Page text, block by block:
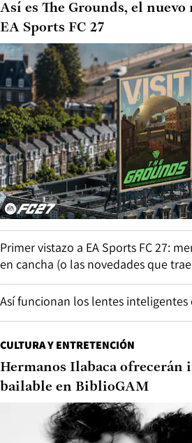
Así es The Grounds, el
EA Sports FC 27
Primer vistazo a EA Sports FC 27:
en cancha (o las novedades que
Así funcionan los lentes inteligentes
CULTURA Y ENTRETENCIÓN
Hermanos Ilabaca
bailable en BiblioGAM